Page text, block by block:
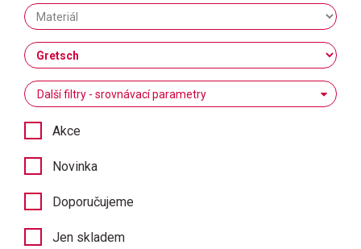
Další filtry - srovnávací parametry
Akce
Novinka
Doporučujeme
Jen skladem